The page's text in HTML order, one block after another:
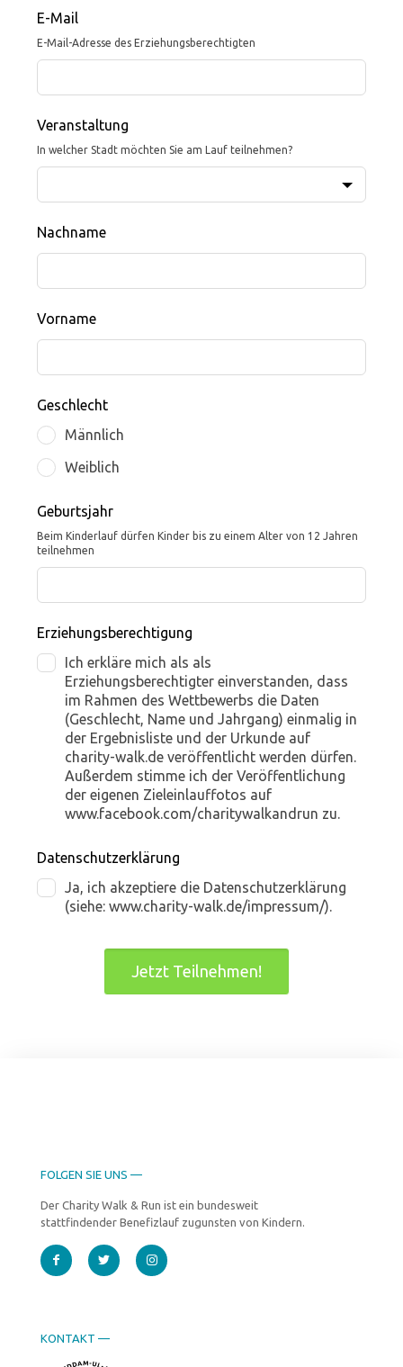
Leave
field
blank
E-Mail
E-Mail-Adresse des Erziehungsberechtigten
Veranstaltung
In welcher Stadt möchten Sie am Lauf teilnehmen?
Nachname
Vorname
Geschlecht
Männlich
Weiblich
Geburtsjahr
Beim Kinderlauf dürfen Kinder bis zu einem Alter von 12 Jahren
teilnehmen
Erziehungsberechtigung
Ich erkläre mich als als
Erziehungsberechtigter einverstanden, dass
im Rahmen des Wettbewerbs die Daten
(Geschlecht, Name und Jahrgang) einmalig in
der Ergebnisliste und der Urkunde auf
charity-walk.de veröffentlicht werden dürfen.
Außerdem stimme ich der Veröffentlichung
der eigenen Zieleinlauffotos auf
www.facebook.com/charitywalkandrun zu.
Datenschutzerklärung
Ja, ich akzeptiere die Datenschutzerklärung
(siehe: www.charity-walk.de/impressum/).
Jetzt Teilnehmen!
FOLGEN SIE UNS —
Der Charity Walk & Run ist ein bundesweit
stattfindender Benefizlauf zugunsten von Kindern.
KONTAKT —